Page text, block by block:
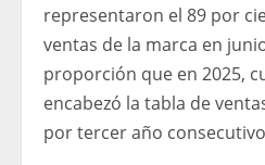
representaron el 89 por
ventas de la marca en
proporción que en 2025,
encabezó la tabla de
por tercer año